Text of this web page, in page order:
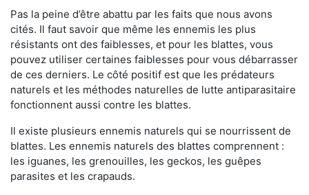
Pas la peine d’être abattu par les faits que nous avons
cités. Il faut savoir que même les ennemis les plus
résistants ont des faiblesses, et pour les blattes, vous
pouvez utiliser certaines faiblesses pour vous débarrasser
de ces derniers. Le côté positif est que les prédateurs
naturels et les méthodes naturelles de lutte antiparasitaire
fonctionnent aussi contre les blattes.
Il existe plusieurs ennemis naturels qui se nourrissent de
blattes. Les ennemis naturels des blattes comprennent :
les iguanes, les grenouilles, les geckos, les guêpes
parasites et les crapauds.